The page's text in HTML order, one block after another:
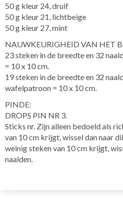
50 g kleur 24, druif
50 g kleur 21, lichtbeige
50 g kleur 27, mint
NAUWKEURIGHEID VAN HET
23 steken in de breedte en 32
= 10 x 10 cm.
19 steken in de breedte en 32
wafelpatroon = 10 x 10 cm.
PINDE:
DROPS PIN NR 3.
Sticks nr. Zijn alleen bedoeld als
van 10 cm krijgt, wissel dan naar
weinig steken van 10 cm krijgt,
naalden.